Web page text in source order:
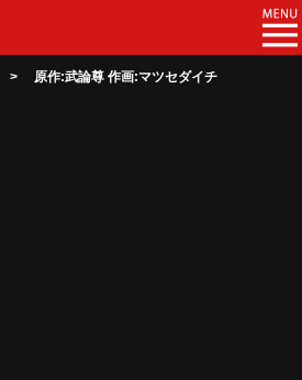
> 原作:武論尊 作画:マツセダイチ